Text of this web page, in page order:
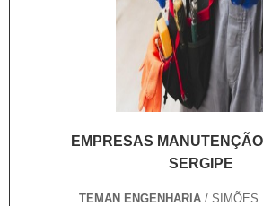
EMPRESAS
SERGIPE
TEMAN ENGENHARIA / SIMÕES